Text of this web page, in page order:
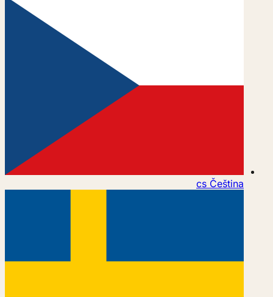
cs Čeština